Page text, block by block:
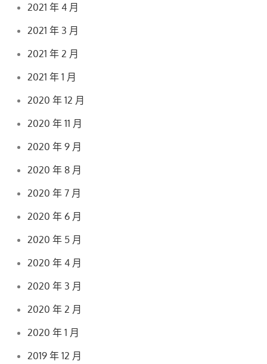
2021 年 4 月
2021 年 3 月
2021 年 2 月
2021 年 1 月
2020 年 12 月
2020 年 11 月
2020 年 9 月
2020 年 8 月
2020 年 7 月
2020 年 6 月
2020 年 5 月
2020 年 4 月
2020 年 3 月
2020 年 2 月
2020 年 1 月
2019 年 12 月